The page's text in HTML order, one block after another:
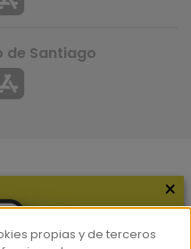
de Santiago
×
propias y de terceros